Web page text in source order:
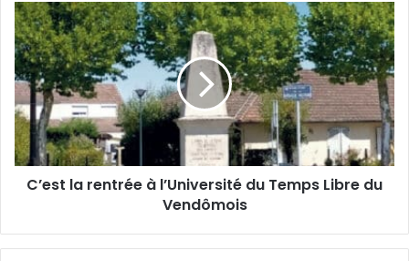
E
m
a
i
l
e
n
2
0
2
3
p
o
u
C
’
e
s
t
l
a
r
e
C’est la rentrée à l’Université du Temps Libre du
Vendômois